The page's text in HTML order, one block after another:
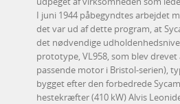
I juni 1944 påbegyndtes arbejdet
det var ud af dette program, at
det nødvendige
prototype, VL958, som blev
passende motor i Bristol-serien),
bygget efter den forbedrede
hestekræfter (410 kW) Alvis